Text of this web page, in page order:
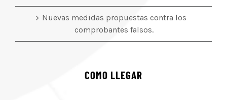
Nuevas medidas propuestas contra los
comprobantes falsos.
COMO LLEGAR